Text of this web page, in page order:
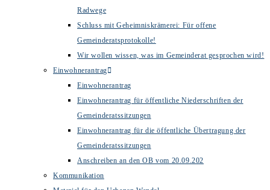
Radwege
Schluss mit Geheimniskrämerei: Für offene
Gemeinderatsprotokolle!
Wir wollen wissen, was im Gemeinderat gesprochen wird!
Einwohnerantrag
Einwohnerantrag
Einwohnerantrag für öffentliche Niederschriften der
Gemeinderatssitzungen
Einwohnerantrag für die öffentliche Übertragung der
Gemeinderatssitzungen
Anschreiben an den OB vom 20.09.202
Kommunikation